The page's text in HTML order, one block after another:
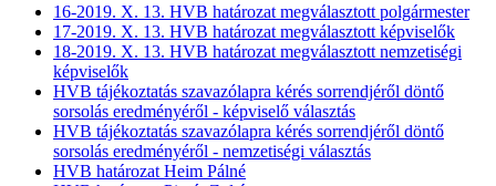
16-2019. X. 13. HVB határozat megválasztott polgármester
17-2019. X. 13. HVB határozat megválasztott képviselők
18-2019. X. 13. HVB határozat megválasztott nemzetiségi
képviselők
HVB tájékoztatás szavazólapra kérés sorrendjéről döntő
sorsolás eredményéről - képviselő választás
HVB tájékoztatás szavazólapra kérés sorrendjéről döntő
sorsolás eredményéről - nemzetiségi választás
HVB határozat Heim Pálné